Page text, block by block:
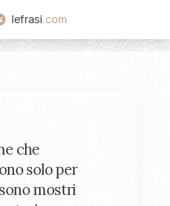
lefrasi.com
che
solo per
mostri